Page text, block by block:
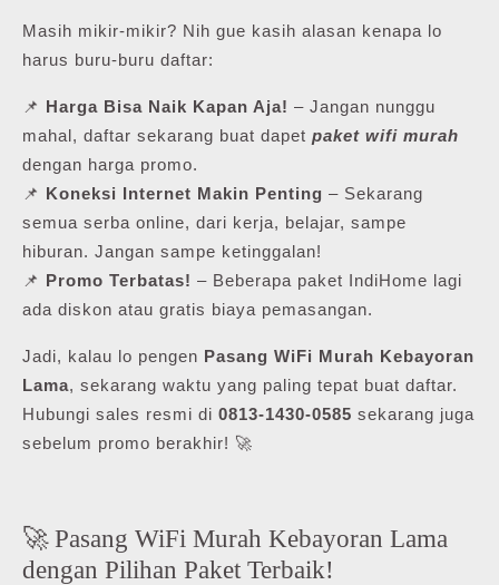
Masih mikir-mikir? Nih gue kasih alasan kenapa lo
harus buru-buru daftar:
📌 Harga Bisa Naik Kapan Aja! – Jangan nunggu
mahal, daftar sekarang buat dapet paket wifi murah
dengan harga promo.
📌 Koneksi Internet Makin Penting – Sekarang
semua serba online, dari kerja, belajar, sampe
hiburan. Jangan sampe ketinggalan!
📌 Promo Terbatas! – Beberapa paket IndiHome lagi
ada diskon atau gratis biaya pemasangan.
Jadi, kalau lo pengen Pasang WiFi Murah Kebayoran
Lama, sekarang waktu yang paling tepat buat daftar.
Hubungi sales resmi di 0813-1430-0585 sekarang juga
sebelum promo berakhir! 🚀
🚀 Pasang WiFi Murah Kebayoran Lama
dengan Pilihan Paket Terbaik!